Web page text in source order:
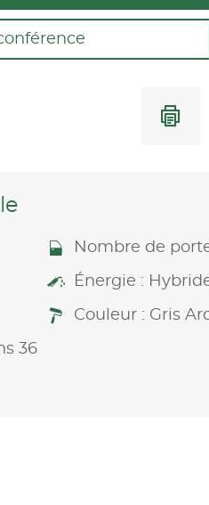
Nombre de
Énergie :
Couleur : Gris
36